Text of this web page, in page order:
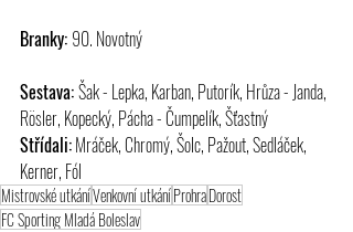
Branky: 90. Novotný
Sestava: Šak - Lepka, Karban, Putorík, Hrůza - Janda,
Rösler, Kopecký, Pácha - Čumpelík, Šťastný
Střídali: Mráček, Chromý, Šolc, Pažout, Sedláček,
Kerner, Fól
Mistrovské utkáníVenkovní utkáníProhraDorost
FC Sporting Mladá Boleslav